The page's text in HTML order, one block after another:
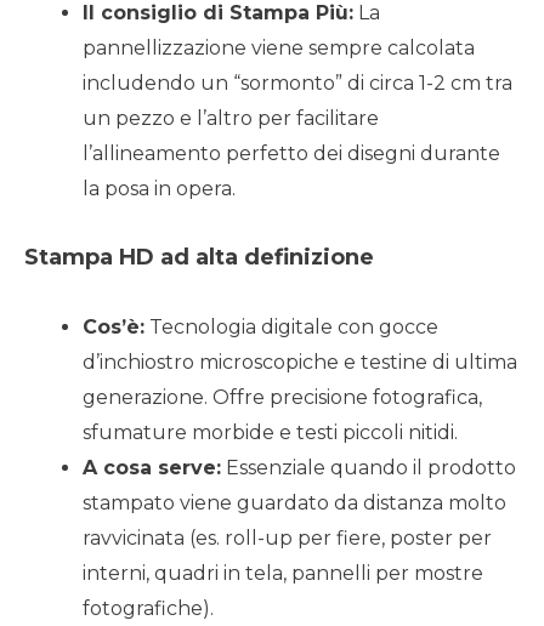
Il consiglio di Stampa Più: La
pannellizzazione viene sempre calcolata
includendo un “sormonto” di circa 1-2 cm tra
un pezzo e l’altro per facilitare
l’allineamento perfetto dei disegni durante
la posa in opera.
Stampa HD ad alta definizione
Cos’è: Tecnologia digitale con gocce
d’inchiostro microscopiche e testine di ultima
generazione. Offre precisione fotografica,
sfumature morbide e testi piccoli nitidi.
A cosa serve: Essenziale quando il prodotto
stampato viene guardato da distanza molto
ravvicinata (es. roll-up per fiere, poster per
interni, quadri in tela, pannelli per mostre
fotografiche).